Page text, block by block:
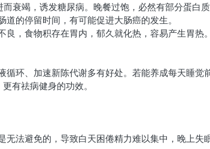
衰竭，诱发糖尿病。晚餐过饱，必然有部分蛋白
的停留时间，有可能促进大肠癌的发生。
，食物积存在胃内，郁久就化热，容易产生胃热
循环、加速新陈代谢多有好处。若能养成每天睡
有祛病健身的功效。
法避免的，导致白天困倦精力难以集中，晚上失